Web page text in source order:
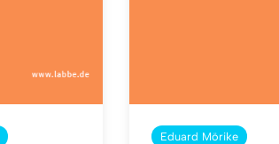
Eduard Mörike